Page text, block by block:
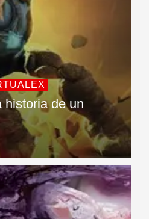
historia de un